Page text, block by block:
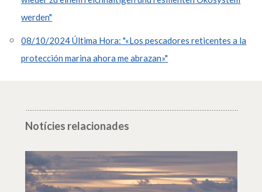
werden"
08/10/2024 Última Hora: "«Los pescadores reticentes a la
protección marina ahora me abrazan»"
Notícies relacionades